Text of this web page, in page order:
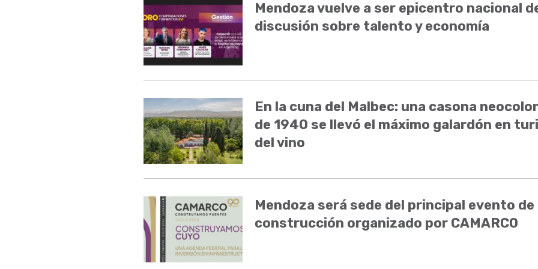
Mendoza vuelve a ser epicentro nacional
discusión sobre talento y economía
En la cuna del Malbec: una casona
de 1940 se llevó el máximo galardón en
del vino
Mendoza será sede del principal evento de
construcción organizado por CAMARCO